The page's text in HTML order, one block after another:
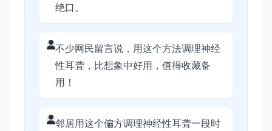
绝口。
不少网民留言说，用这个方法调理神经
性耳聋，比想象中好用，值得收藏备
用！
邻居用这个偏方调理神经性耳聋一段时